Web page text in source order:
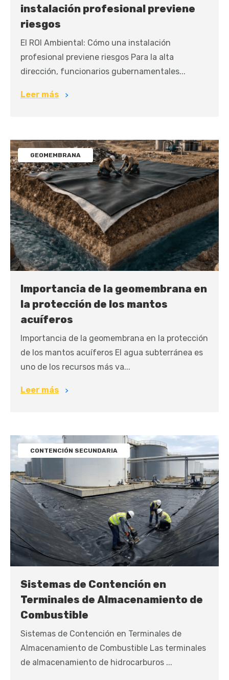
instalación profesional previene
riesgos
El ROI Ambiental: Cómo una instalación
profesional previene riesgos Para la alta
dirección, funcionarios gubernamentales...
Leer más
GEOMEMBRANA
Importancia de la geomembrana en
la protección de los mantos
acuíferos
Importancia de la geomembrana en la protección
de los mantos acuíferos El agua subterránea es
uno de los recursos más va...
Leer más
CONTENCIÓN SECUNDARIA
Sistemas de Contención en
Terminales de Almacenamiento de
Combustible
Sistemas de Contención en Terminales de
Almacenamiento de Combustible Las terminales
de almacenamiento de hidrocarburos ...